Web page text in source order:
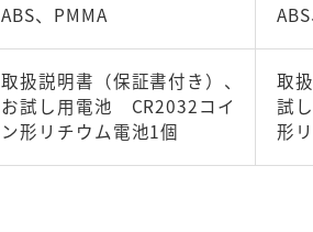
ABS、PMMA
取扱説明書（保証書付き）、
お試し用電池 CR2032コイ
ン形リチウム電池1個
取
試
形